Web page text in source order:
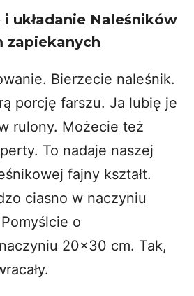
i układanie Naleśników
zapiekanych
Bierzecie naleśnik.
porcję farszu. Ja lubię je
rulony. Możecie też
To nadaje naszej
fajny kształt.
ciasno w naczyniu
o
20×30 cm. Tak,